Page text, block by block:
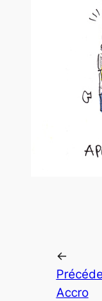
←
Accro